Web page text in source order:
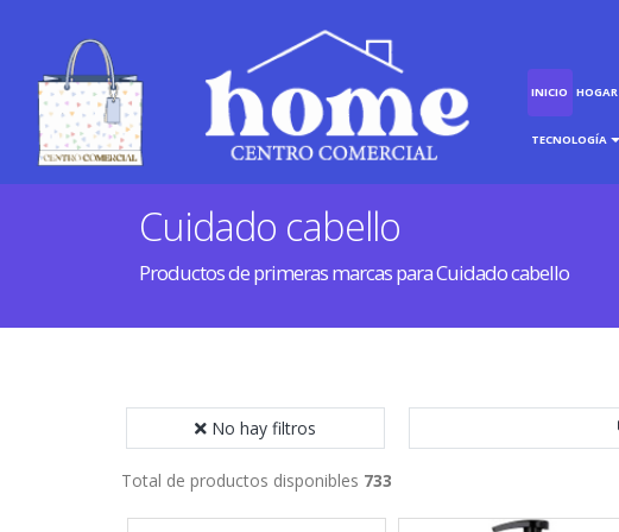
INICIO HOGAR
TECNOLOGÍA
Cuidado cabello
Productos de primeras marcas para Cuidado cabello
No hay filtros
Total de productos disponibles 733